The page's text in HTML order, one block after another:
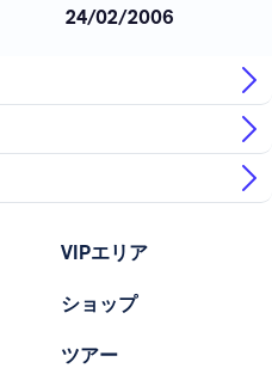
24/02/2006
VIPエリア
ショップ
ツアー